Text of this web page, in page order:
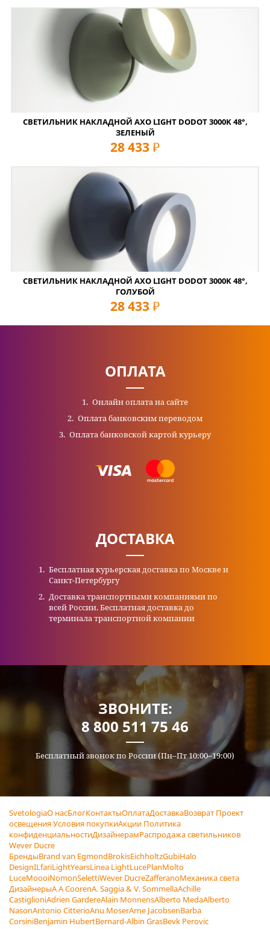
СВЕТИЛЬНИК НАКЛАДНОЙ AXO LIGHT DODOT 3000K 48°,
ЗЕЛЕНЫЙ
28 433 руб
СВЕТИЛЬНИК НАКЛАДНОЙ AXO LIGHT DODOT 3000K 48°,
ГОЛУБОЙ
28 433 руб
ОПЛАТА
Онлайн оплата на сайте
Оплата банковским переводом
Оплата банковской картой курьеру
ДОСТАВКА
Бесплатная курьерская доставка по Москве и
Санкт-Петербургу
Доставка транспортными компаниями по
всей России. Бесплатная доставка до
терминала транспортной компании
ЗВОНИТЕ:
8 800 511 75 46
Бесплатный звонок по России (Пн–Пт 10:00–19:00)
SvetologiaО насБлогКонтактыОплатаДоставкаВозврат Проект
освещенияУсловия покупкиАкции Политика
конфиденциальностиДизайнерамРаспродажа светильников
Wever Ducre
БрендыBrand van EgmondBrokisEichholtzGubiHalo
DesignILfariLightYearsLinea LightLucePlanMolto
LuceMoooiNomonSelettiWever DucreZafferanoМеханика света
ДизайнерыA A CoorenA. Saggia & V. SommellaAchille
CastiglioniAdrien GardereAlain MonnensAlberto MedaAlberto
NasonAntonio CitterioAnu MoserArne JacobsenBarba
CorsiniBenjamin HubertBernard-Albin GrasBevk Perovic